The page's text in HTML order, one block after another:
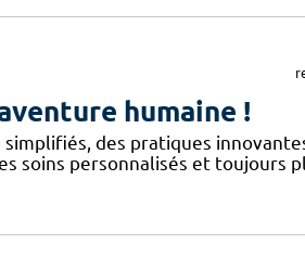
humaine !
des pratiques
soins personnalisés et toujours